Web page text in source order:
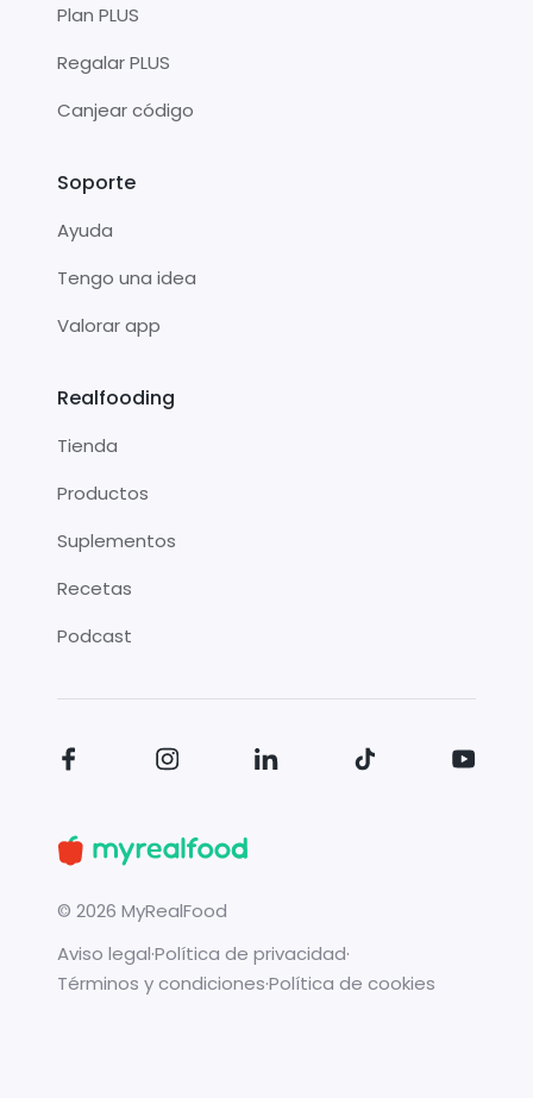
Plan PLUS
Regalar PLUS
Canjear código
Soporte
Ayuda
Tengo una idea
Valorar app
Realfooding
Tienda
Productos
Suplementos
Recetas
Podcast
© 2026 MyRealFood
Aviso legal·Política de privacidad·
Términos y condiciones·Política de cookies